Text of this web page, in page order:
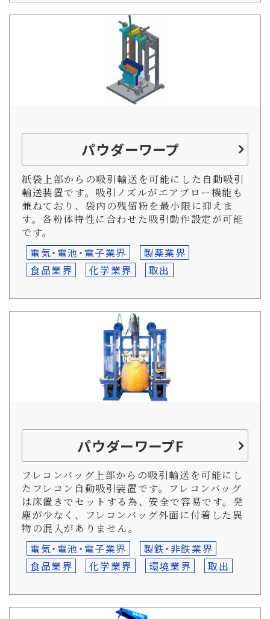
パウダーワープ
紙袋上部からの吸引輸送を可能にした自動吸引
輸送装置です。吸引ノズルがエアブロー機能も
兼ねており、袋内の残留粉を最小限に抑えま
す。各粉体特性に合わせた吸引動作設定が可能
です。
電気・電池・電子業界
製薬業界
食品業界
化学業界 取出
パウダーワープF
フレコンバッグ上部からの吸引輸送を可能にし
たフレコン自動吸引装置です。フレコンバッグ
は床置きでセットする為、安全で容易です。発
塵が少なく、フレコンバッグ外面に付着した異
物の混入がありません。
電気・電池・電子業界
製鉄・非鉄業界
食品業界
化学業界 環境業界 取出